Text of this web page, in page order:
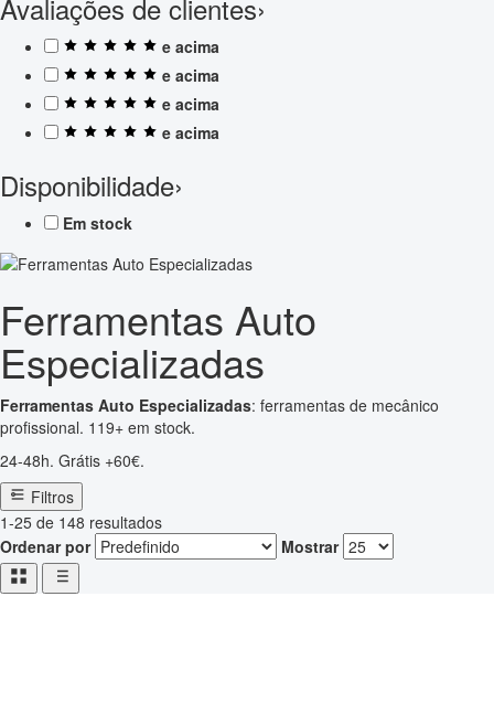
Avaliações de clientes›
e acima
e acima
e acima
e acima
Disponibilidade›
Em stock
Ferramentas Auto
Especializadas
Ferramentas Auto Especializadas: ferramentas de mecânico
profissional. 119+ em stock.
24-48h. Grátis +60€.
Filtros
1-25 de 148 resultados
Ordenar por
Mostrar